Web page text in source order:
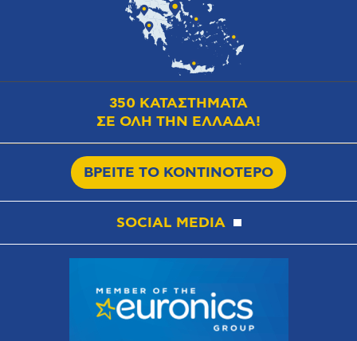
350 ΚΑΤΑΣΤΗΜΑΤΑ
ΣΕ ΟΛΗ ΤΗΝ ΕΛΛΑΔΑ!
ΒΡΕΙΤΕ ΤΟ ΚΟΝΤΙΝΟΤΕΡΟ
SOCIAL MEDIA